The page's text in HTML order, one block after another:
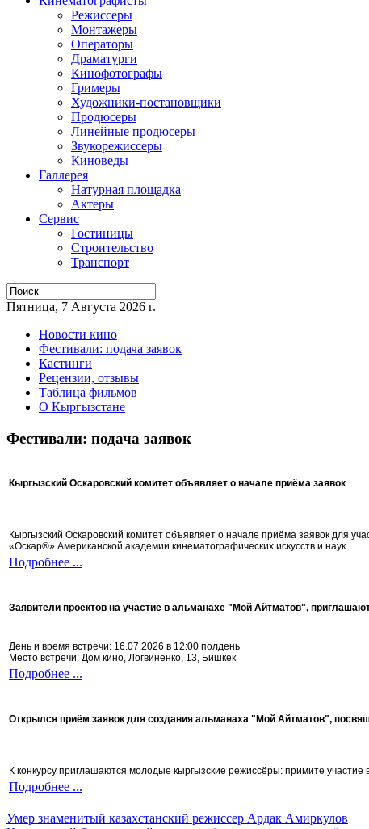
Режиссеры
Монтажеры
Операторы
Драматурги
Кинофотографы
Гримеры
Художники-постановщики
Продюсеры
Линейные продюсеры
Звукорежиссеры
Киноведы
Галлерея
Натурная площадка
Актеры
Сервис
Гостиницы
Строительство
Транспорт
Пятница, 7 Августа 2026 г.
Новости кино
Фестивали: подача заявок
Кастинги
Рецензии, отзывы
Таблица фильмов
О Кыргызстане
Фестивали: подача заявок
Кыргызский Оскаровский комитет объявляет о начале приёма заявок
Кыргызский Оскаровский комитет объявляет о начале приёма заявок для
«Оскар®» Американской академии кинематографических искусств и наук.
Подробнее ...
Заявители проектов на участие в альманахе "Мой Айтматов",
День и время встречи: 16.07.2026 в 12:00 полдень
Место встречи: Дом кино, Логвиненко, 13, Бишкек
Подробнее ...
Открылся приём заявок для создания альманаха "Мой Айтматов",
К конкурсу приглашаются молодые кыргызские режиссёры: примите
Подробнее ...
Умер знаменитый казахстанский режиссер Ардак Амиркулов